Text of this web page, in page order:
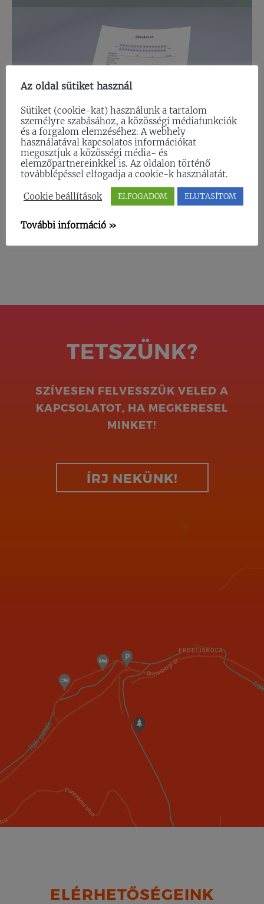
TETSZÜNK?
SZÍVESEN FELVESSZÜK VELED A
KAPCSOLATOT, HA MEGKERESEL
MINKET!
ÍRJ NEKÜNK!
ELÉRHETŐSÉGEINK
Az oldal sütiket használ
Sütiket (cookie-kat) használunk a tartalom
személyre szabásához, a közösségi médiafunkciók
és a forgalom elemzéséhez. A webhely
használatával kapcsolatos információkat
megosztjuk a közösségi média- és
elemzőpartnereinkkel is. Az oldalon történő
továbblépéssel elfogadja a cookie-k használatát.
Cookie beállítások ELFOGADOM ELUTASÍTOM
További információ »